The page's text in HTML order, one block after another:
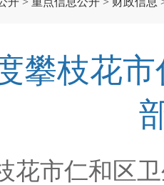
攀枝花
花市仁和区